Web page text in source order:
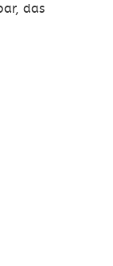
das